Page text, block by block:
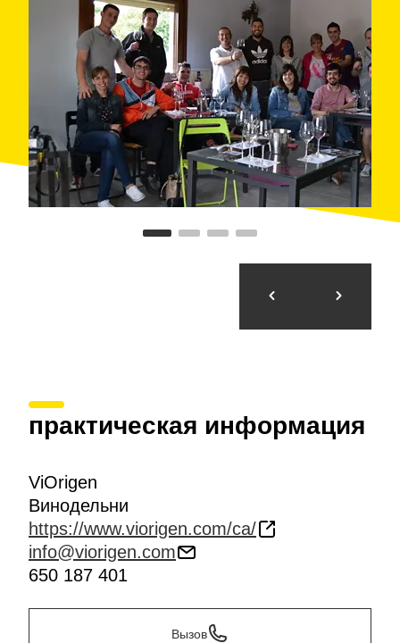
практическая информация
ViOrigen
Винодельни
https://www.viorigen.com/ca/
info@viorigen.com
650 187 401
Вызов